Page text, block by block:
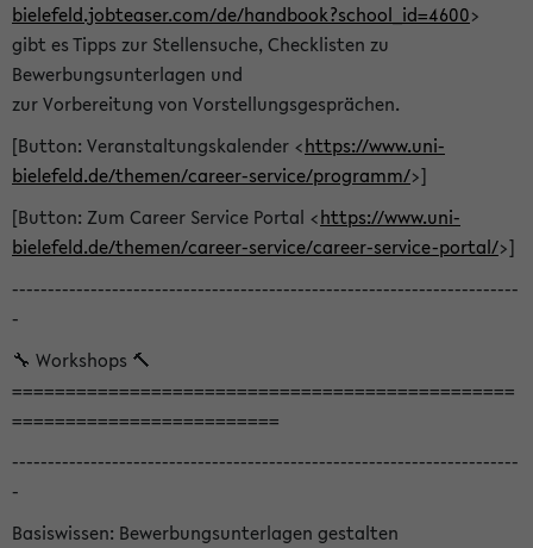
bielefeld.jobteaser.com/de/handbook?school_id=4600>
gibt es Tipps zur Stellensuche, Checklisten zu
Bewerbungsunterlagen und
zur Vorbereitung von Vorstellungsgesprächen.
[Button: Veranstaltungskalender <https://www.uni-
bielefeld.de/themen/career-service/programm/>]
[Button: Zum Career Service Portal <https://www.uni-
bielefeld.de/themen/career-service/career-service-portal/>]
-----------------------------------------------------------------------
-
🔧 Workshops 🔨
===============================================
=========================
-----------------------------------------------------------------------
-
Basiswissen: Bewerbungsunterlagen gestalten